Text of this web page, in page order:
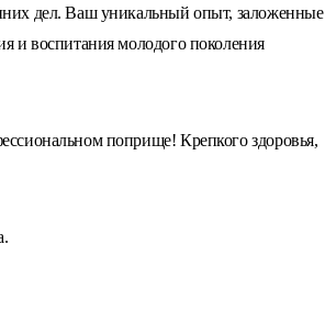
дел. Ваш уникальный опыт, заложенные
и воспитания молодого поколения
поприще! Крепкого здоровья,